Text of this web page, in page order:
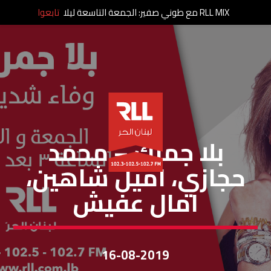
بلا جمرك
بلا جمرك – محمد
حجازي، اميل شاهين،
امال عفيش
16-08-2019
RLL MIX مع طوني صفير: الجمعة التاسعة ليلا تابعوا